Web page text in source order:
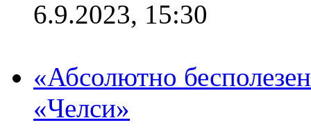
6.9.2023, 15:30
«Абсолютно
«Челси»